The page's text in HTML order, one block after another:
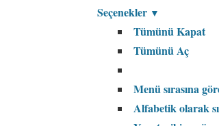
Seçenekler ▼
Tümünü Kapat
Tümünü Aç
Menü sırasına
Alfabetik olarak